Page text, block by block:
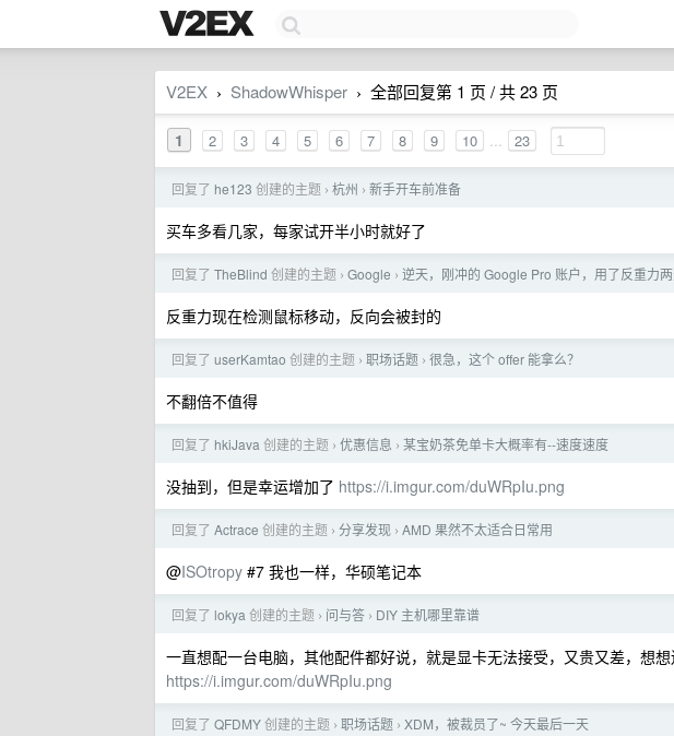
V2EX › ShadowWhisper › 全部回复第 1 页 / 共 23 页
1 2 3 4 5 6 7 8 9 10 ... 23
回复了 he123 创建的主题 › 杭州 › 新手开车前准备
买车多看几家，每家试开半小时就好了
回复了 TheBlind 创建的主题 › Google › 逆天，刚冲的 Google Pro 账户，用了反重力
反重力现在检测鼠标移动，反向会被封的
回复了 userKamtao 创建的主题 › 职场话题 › 很急，这个 offer 能拿么？
不翻倍不值得
回复了 hkiJava 创建的主题 › 优惠信息 › 某宝奶茶免单卡大概率有--速度速度
没抽到，但是幸运增加了 https://i.imgur.com/duWRpIu.png
回复了 Actrace 创建的主题 › 分享发现 › AMD 果然不太适合日常用
@ISOtropy #7 我也一样，华硕笔记本
回复了 lokya 创建的主题 › 问与答 › DIY 主机哪里靠谱
一直想配一台电脑，其他配件都好说，就是显卡无法接受，又贵又差，想
https://i.imgur.com/duWRpIu.png
回复了 QFDMY创建的主题 › 职场话题 › XDM，被裁员了~ 今天最后一天